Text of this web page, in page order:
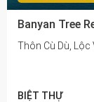
Banyan Tree
Thôn Cù Dù, Lộc
BIỆT THỰ